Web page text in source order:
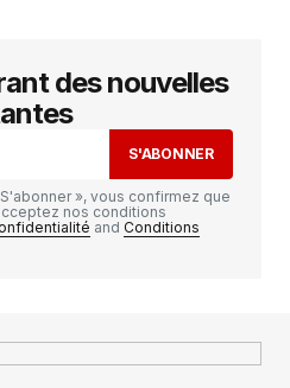
des nouvelles
S'ABONNER
», vous confirmez que
nos conditions
and Conditions